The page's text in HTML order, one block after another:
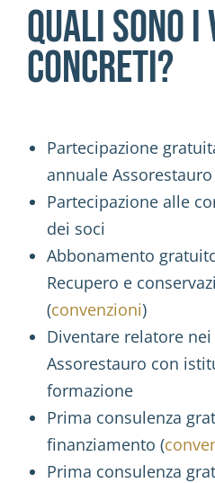
Quali sono
concreti?
Partecipazione
annuale Assorestauro
Partecipazione alle
dei soci
Abbonamento
Recupero e
(convenzioni)
Diventare relatore
Assorestauro con
formazione
Prima consulenza
finanziamento (
Prima consulenza